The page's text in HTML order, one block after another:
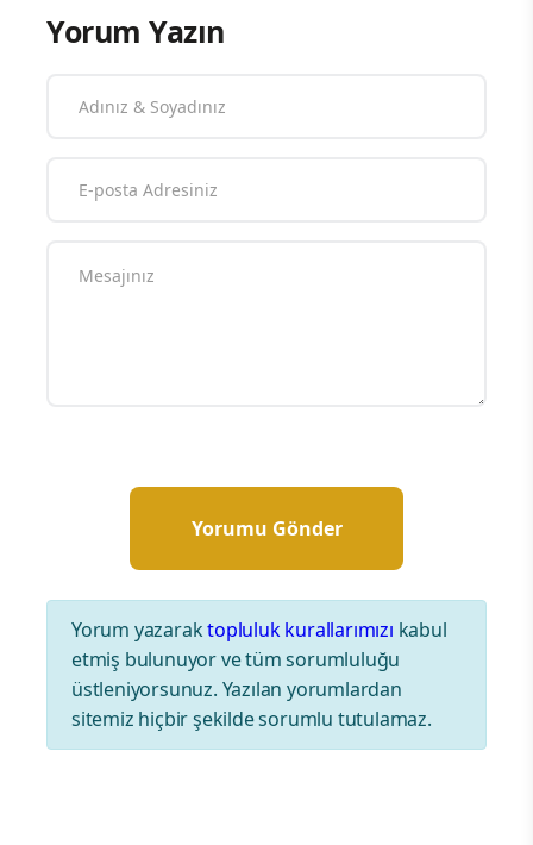
Yorum Yazın
Yorum yazaraktopluluk kurallarımızı kabul
etmiş bulunuyor ve tüm sorumluluğu
üstleniyorsunuz. Yazılan yorumlardan
sitemiz hiçbir şekilde sorumlu tutulamaz.